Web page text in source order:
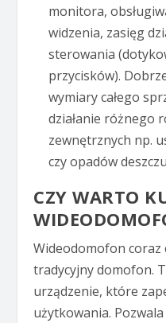
monitora,
widzenia, zasięg
sterowania
przycisków).
wymiary całego
działanie różnego
zewnętrznych np.
czy opadów
CZY WARTO
Wideodomofon coraz
tradycyjny domofon.
urządzenie, które
użytkowania.